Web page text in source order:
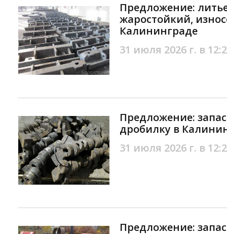
Предложение:
жаростойкий,
Калининграде
31 июля 2026 г. в
Предложение:
дробилку в
31 июля 2026 г. в
Предложение: